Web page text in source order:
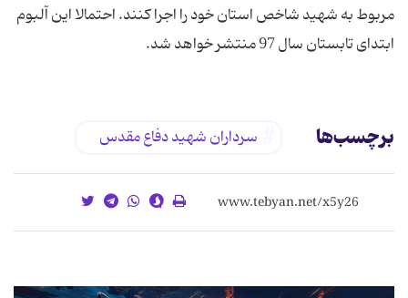
مربوط به شهید شاخص استان خود را اجرا کنند. احتمالا این آلبوم
ابتدای تابستان سال 97 منتشر خواهد شد.
برچسب‌ها سرداران شهید دفاع مقدس